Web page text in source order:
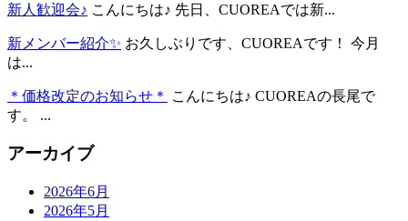
新人歓迎会♪ こんにちは♪ 先日、CUOREAでは新...
新メンバー紹介✨ お久しぶりです、CUOREAです！ 今月
は...
＊価格改定のお知らせ＊
こんにちは♪ CUOREAの長尾で
す。 ...
アーカイブ
2026年6月
2026年5月